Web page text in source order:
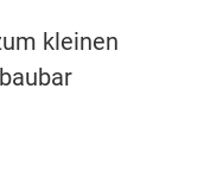
kleinen